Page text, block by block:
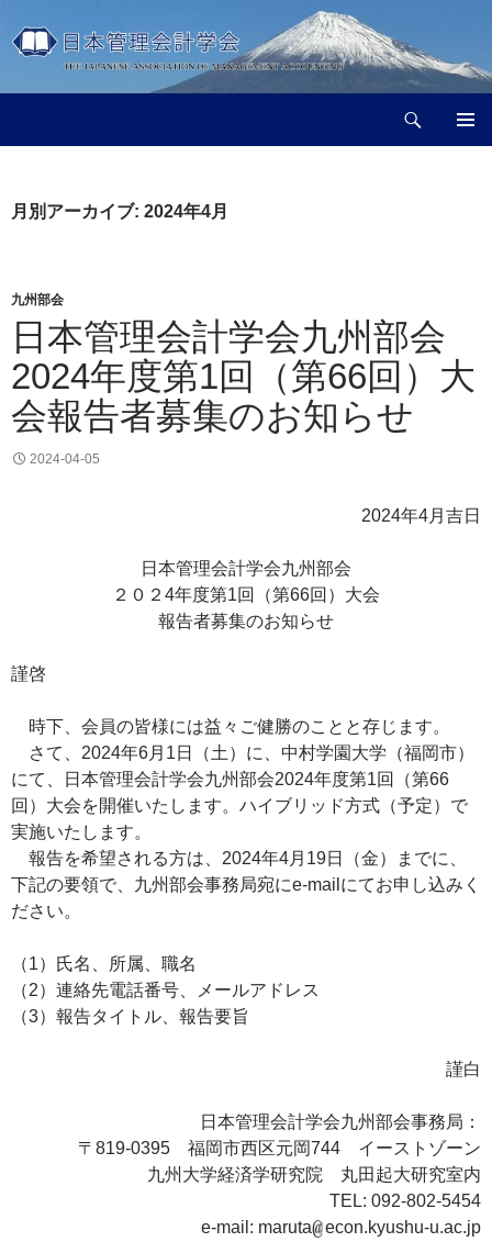
ン
ン
へ
ッ
月別アーカイブ: 2024年4月
九州部会
日本管理会計学会九州部会
2024年度第1回（第66回）大
会報告者募集のお知らせ
2024-04-05
2024年4月吉日
日本管理会計学会九州部会
２０２4年度第1回（第66回）大会
報告者募集のお知らせ
謹啓
時下、会員の皆様には益々ご健勝のことと存じます。
さて、2024年6月1日（土）に、中村学園大学（福岡市）
にて、日本管理会計学会九州部会2024年度第1回（第66
回）大会を開催いたします。ハイブリッド方式（予定）で
実施いたします。
報告を希望される方は、2024年4月19日（金）までに、
下記の要領で、九州部会事務局宛にe-mailにてお申し込みく
ださい。
（1）氏名、所属、職名
（2）連絡先電話番号、メールアドレス
（3）報告タイトル、報告要旨
謹白
日本管理会計学会九州部会事務局：
〒819-0395 福岡市西区元岡744 イーストゾーン
九州大学経済学研究院 丸田起大研究室内
TEL: 092-802-5454
e-mail: maruta
econ.kyushu-u.ac.jp